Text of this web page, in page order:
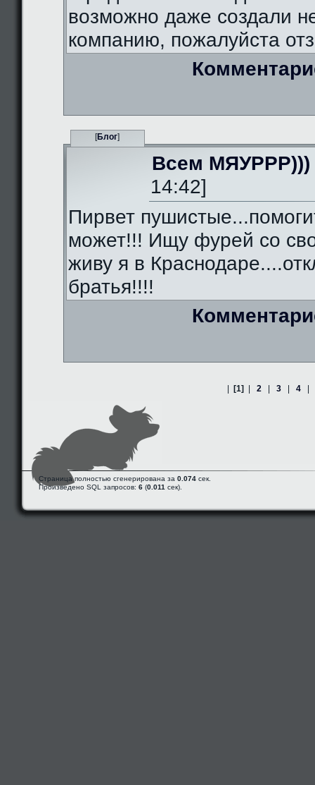
возможно даже создали
компанию, пожалуйста
[Блог]
Всем МЯУРРР)))
14:42]
Пирвет
может!!! Ищу фурей со
живу я в
братья!!!!
[1] 2 3 4
Страница полностью сгенерирована за 0.074 сек.
Произведено SQL запросов: 6 (0.011 сек).